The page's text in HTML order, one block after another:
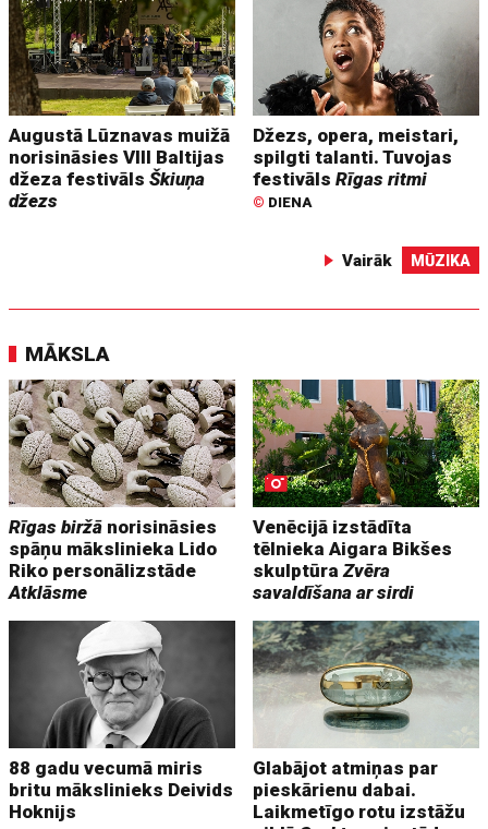
Augustā Lūznavas muižā
norisināsies VIII Baltijas
džeza festivālsŠkiuņa
džezs
Džezs, opera, meistari,
spilgti talanti. Tuvojas
festivālsRīgas ritmi
© DIENA
Vairāk MŪZIKA
MĀKSLA
Rīgas biržā norisināsies
spāņu mākslinieka Lido
Riko personālizstāde
Atklāsme
Venēcijā izstādīta
tēlnieka Aigara Bikšes
skulptūraZvēra
savaldīšana ar sirdi
88 gadu vecumā miris
britu mākslinieks Deivids
Hoknijs
Glabājot atmiņas par
pieskārienu dabai.
Laikmetīgo rotu izstāžu